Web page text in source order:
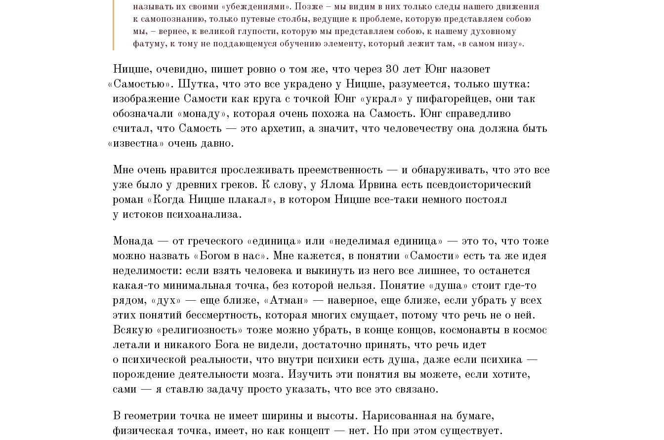
называть их своими «убеждениями». Позже – мы видим в них только следы нашего движения
к самопознанию, только путевые столбы, ведущие к проблеме, которую представляем собою
мы, – вернее, к великой глупости, которую мы представляем собою, к нашему духовному
фатуму, к тому не поддающемуся обучению элементу, который лежит там, «в самом низу».
Ницше, очевидно, пишет ровно о том же, что через 30 лет Юнг назовет
« Самостью». Шутка, что это все украдено у Ницше, разумеется, только шутка:
изображение Самости как круга с точкой Юнг «украл» у пифагорейцев, они так
обозначали «монаду», которая очень похожа на Самость. Юнг справедливо
считал, что Самость — это архетип, а значит, что человечеству она должна быть
«известна» очень давно.
Мне очень нравится прослеживать преемственность — и обнаруживать, что это все
уже было у древних греков. К слову, у Ялома Ирвина есть псевдоисторический
роман «Когда Ницше плакал», в котором Ницше все-таки немного постоял
у истоков психоанализа.
Монада — от греческого «единица» или «неделимая единица» — это то, что тоже
можно назвать «Богом в нас». Мне кажется, в понятии « Самости» есть та же идея
неделимости: если взять человека и выкинуть из него все лишнее, то останется
какая-то минимальная точка, без которой нельзя. Понятие «душа» стоит где-то
рядом, «дух» — еще ближе, «Атман» — наверное, еще ближе, если убрать у всех
этих понятий бессмертность, которая многих смущает, потому что речь не о ней.
Всякую «религиозность» тоже можно убрать, в конце концов, космонавты в космос
летали и никакого Бога не видели, достаточно принять, что речь идет
о психической реальности, что внутри психики есть душа, даже если психика —
порождение деятельности мозга. Изучить эти понятия вы можете, если хотите,
сами — я ставлю задачу просто указать, что все это связано.
В геометрии точка не имеет ширины и высоты. Нарисованная на бумаге,
физическая точка, имеет, но как концепт — нет. Но при этом существует.